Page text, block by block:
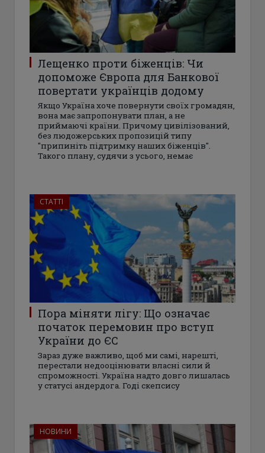
Лещенко проти біженців: Чи
допоможе Європа для Банкової
повертати українців додому
Якщо Україна хоче повернути своїх громадян,
вона має запропонувати план, а не
приймаючі країни. Причому цивілізований,
без людожерських пропозицій типу
"припиніть підтримку наших біженців".
Такого плану, судячи з усього, немає
СТАТТІ
Пора міняти лігу: Що означає
початок перемовин про вступ
України до ЄС
Зараз дуже важливо, щоб ми самі, нарешті,
перестали недооцінювати власні сили й
спроможності. Україна надто довго лишалась
у статусі андердога. Годі скепсису
НОВИНИ